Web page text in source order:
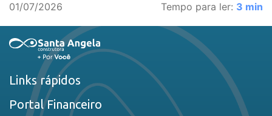
01/07/2026 Tempo para ler: 3 min
Links rápidos
Portal Financeiro